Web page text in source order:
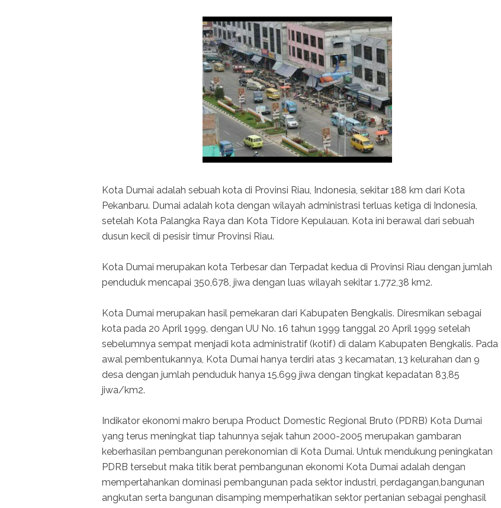
Kota Dumai adalah sebuah kota di Provinsi Riau, Indonesia, sekitar 188 km dari Kota
Pekanbaru. Dumai adalah kota dengan wilayah administrasi terluas ketiga di Indonesia,
setelah Kota Palangka Raya dan Kota Tidore Kepulauan. Kota ini berawal dari sebuah
dusun kecil di pesisir timur Provinsi Riau.
Kota Dumai merupakan kota Terbesar dan Terpadat kedua di Provinsi Riau dengan jumlah
penduduk mencapai 350,678, jiwa dengan luas wilayah sekitar 1.772,38 km2.
Kota Dumai merupakan hasil pemekaran dari Kabupaten Bengkalis. Diresmikan sebagai
kota pada 20 April 1999, dengan UU No. 16 tahun 1999 tanggal 20 April 1999 setelah
sebelumnya sempat menjadi kota administratif (kotif) di dalam Kabupaten Bengkalis. Pada
awal pembentukannya, Kota Dumai hanya terdiri atas 3 kecamatan, 13 kelurahan dan 9
desa dengan jumlah penduduk hanya 15.699 jiwa dengan tingkat kepadatan 83,85
jiwa/km2.
Indikator ekonomi makro berupa Product Domestic Regional Bruto (PDRB) Kota Dumai
yang terus meningkat tiap tahunnya sejak tahun 2000-2005 merupakan gambaran
keberhasilan pembangunan perekonomian di Kota Dumai. Untuk mendukung peningkatan
PDRB tersebut maka titik berat pembangunan ekonomi Kota Dumai adalah dengan
mempertahankan dominasi pembangunan pada sektor industri, perdagangan,bangunan
angkutan serta bangunan disamping memperhatikan sektor pertanian sebagai penghasil